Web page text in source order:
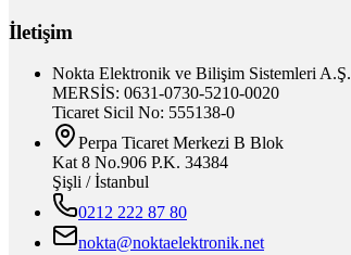
İletişim
Nokta Elektronik ve Bilişim Sistemleri A.Ş.
MERSİS: 0631-0730-5210-0020
Ticaret Sicil No: 555138-0
Perpa Ticaret Merkezi B Blok
Kat 8 No.906 P.K. 34384
Şişli / İstanbul
0212 222 87 80
nokta@noktaelektronik.net